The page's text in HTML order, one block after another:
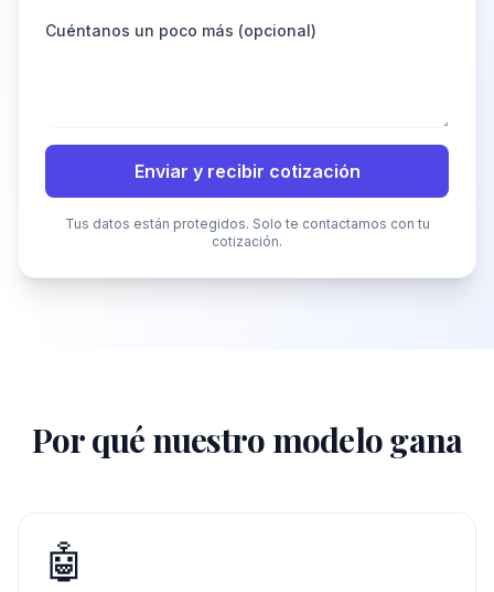
Cuéntanos un poco más (opcional)
Enviar y recibir cotización
Tus datos están protegidos. Solo te contactamos con tu
cotización.
Por qué nuestro modelo gana
🤖